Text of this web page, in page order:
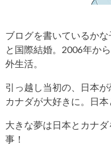
ブログを書いているか
と国際結婚。2006年か
外生活。
引っ越し当初の、日本
カナダが大好きに。日本
大きな夢は日本とカナ
事！